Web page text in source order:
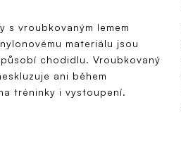
vroubkovaným lemem
materiálu jsou
chodidlu. Vroubkovaný
ani během
tréninky i vystoupení.